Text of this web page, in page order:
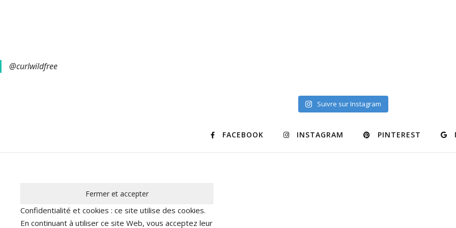
@curlwildfree
Suivre sur Instagram
FACEBOOK INSTAGRAM PINTEREST
Confidentialité et cookies : ce site utilise des cookies.
En continuant à utiliser ce site Web, vous acceptez leur